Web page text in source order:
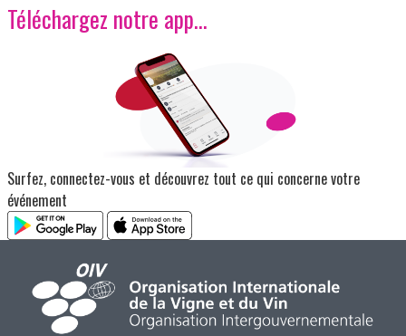
Téléchargez notre app…
Surfez, connectez-vous et découvrez tout ce qui concerne votre
événement